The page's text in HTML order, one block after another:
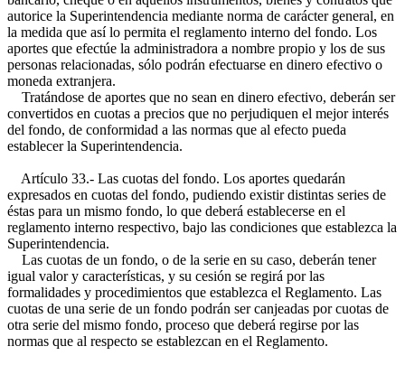
autorice la Superintendencia mediante norma de carácter general, en
la medida que así lo permita el reglamento interno del fondo. Los
aportes que efectúe la administradora a nombre propio y los de sus
personas relacionadas, sólo podrán efectuarse en dinero efectivo o
moneda extranjera.
Tratándose de aportes que no sean en dinero efectivo, deberán ser
convertidos en cuotas a precios que no perjudiquen el mejor interés
del fondo, de conformidad a las normas que al efecto pueda
establecer la Superintendencia.
Artículo 33.- Las cuotas del fondo. Los aportes quedarán
expresados en cuotas del fondo, pudiendo existir distintas series de
éstas para un mismo fondo, lo que deberá establecerse en el
reglamento interno respectivo, bajo las condiciones que establezca la
Superintendencia.
Las cuotas de un fondo, o de la serie en su caso, deberán tener
igual valor y características, y su cesión se regirá por las
formalidades y procedimientos que establezca el Reglamento. Las
cuotas de una serie de un fondo podrán ser canjeadas por cuotas de
otra serie del mismo fondo, proceso que deberá regirse por las
normas que al respecto se establezcan en el Reglamento.